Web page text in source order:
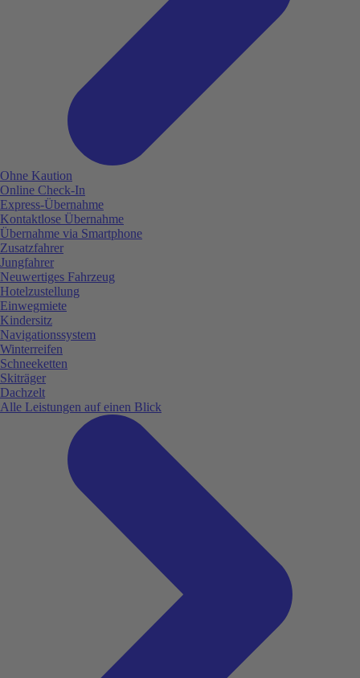
Ohne Kaution
Online Check-In
Express-Übernahme
Kontaktlose Übernahme
Übernahme via Smartphone
Zusatzfahrer
Jungfahrer
Neuwertiges Fahrzeug
Hotelzustellung
Einwegmiete
Kindersitz
Navigationssystem
Winterreifen
Schneeketten
Skiträger
Dachzelt
Alle Leistungen auf einen Blick